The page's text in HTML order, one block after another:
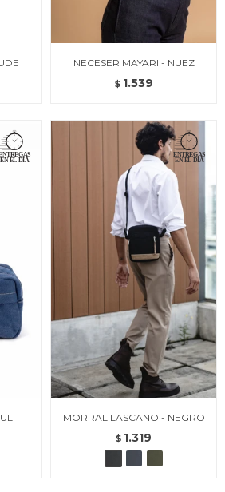
NECESER MAYARI - NUEZ
$ 1.539
MORRAL LASCANO - NEGRO
$ 1.319